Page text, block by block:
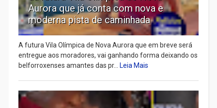
Aurora que já conta com nova e
moderna pista de caminhada
A futura Vila Olímpica de Nova Aurora que em breve será
entregue aos moradores, vai ganhando forma deixando os
belforroxenses amantes das pr... Leia Mais